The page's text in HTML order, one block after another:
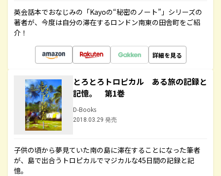
英会話本でおなじみの「Kayoの“秘密のノート”」シリーズの
著者が、今度は自分の滞在するロンドン南東の田舎町をご紹
介！
詳細を見る
とろとろトロピカル ある旅の記録と
記憶。 第1巻
D-Books
2018.03.29 発売
子供の頃から夢見ていた南の島に滞在することになった筆者
が、島で出合うトロピカルでマジカルな45日間の記録と記
憶。